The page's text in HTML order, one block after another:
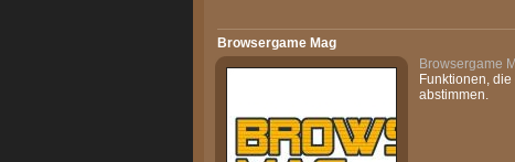
Browsergame Mag
Browsergame
Funktionen,
abstimmen.